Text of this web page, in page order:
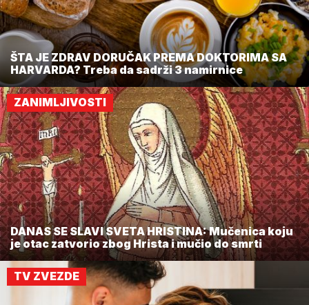
ŠTA JE ZDRAV DORUČAK PREMA DOKTORIMA SA
HARVARDA? Treba da sadrži 3 namirnice
ZANIMLJIVOSTI
DANAS SE SLAVI SVETA HRISTINA: Mučenica koju
je otac zatvorio zbog Hrista i mučio do smrti
TV ZVEZDE